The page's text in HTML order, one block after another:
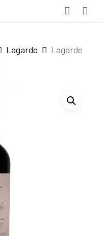
Lagarde
Lagarde